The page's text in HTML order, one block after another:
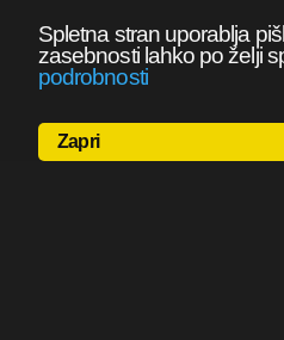
Spletna stran uporablja
zasebnosti lahko po želji
podrobnosti
Zapri